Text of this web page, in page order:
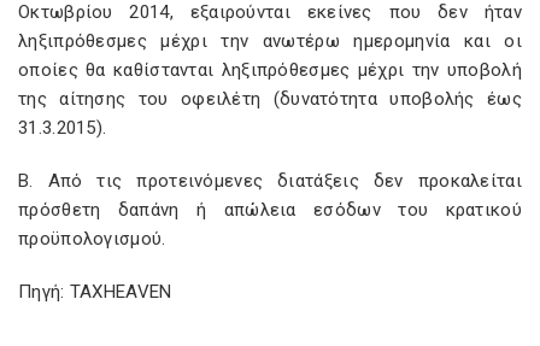
Οκτωβρίου 2014, εξαιρούνται εκείνες που δεν ήταν
ληξιπρόθεσμες μέχρι την ανωτέρω ημερομηνία και οι
οποίες θα καθίστανται ληξιπρόθεσμες μέχρι την υποβολή
της αίτησης του οφειλέτη (δυνατότητα υποβολής έως
31.3.2015).
Β. Από τις προτεινόμενες διατάξεις δεν προκαλείται
πρόσθετη δαπάνη ή απώλεια εσόδων του κρατικού
προϋπολογισμού.
Πηγή: TAXHEAVEN